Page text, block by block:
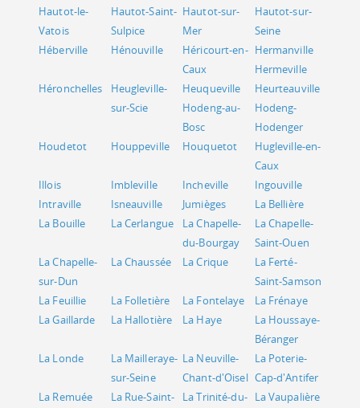
Hautot-le-
Vatois
Hautot-Saint-
Sulpice
Hautot-sur-
Mer
Hautot-sur-
Seine
Héberville
Hénouville
Héricourt-en-
Caux
Hermanville
Hermeville
Héronchelles
Heugleville-
sur-Scie
Heuqueville
Heurteauville
Hodeng-au-
Bosc
Hodeng-
Hodenger
Houdetot
Houppeville Houquetot
Hugleville-en-
Caux
Illois
Imbleville Incheville
Ingouville
Intraville
Isneauville Jumièges
La Bellière
La Bouille
La Cerlangue
La Chapelle-
du-Bourgay
La Chapelle-
Saint-Ouen
La Chapelle-
sur-Dun
La Chaussée La Crique
La Ferté-
Saint-Samson
La Feuillie
La Folletière La Fontelaye
La Frénaye
La Gaillarde
La Hallotière La Haye
La Houssaye-
Béranger
La Londe
La Mailleraye-
sur-Seine
La Neuville-
Chant-d'Oisel
La Poterie-
Cap-d'Antifer
La Remuée
La Rue-Saint-
La Trinité-du- La Vaupalière